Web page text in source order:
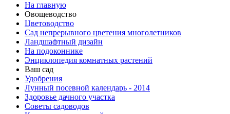
На главную
Овощеводство
Цветоводство
Сад непрерывного цветения многолетников
Ландшафтный дизайн
На подоконнике
Энциклопедия комнатных растений
Ваш сад
Удобрения
Лунный посевной календарь - 2014
Здоровье дачного участка
Советы садоводов